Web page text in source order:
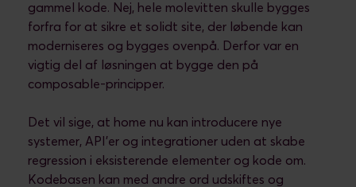
gammel kode. Nej, hele molevitten skulle bygges
forfra for at sikre et solidt site, der løbende kan
moderniseres og bygges ovenpå. Derfor var en
vigtig del af løsningen at bygge den på
composable-principper.
Det vil sige, at home nu kan introducere nye
systemer, API’er og integrationer uden at skabe
regression i eksisterende elementer og kode om.
Kodebasen kan med andre ord udskiftes og